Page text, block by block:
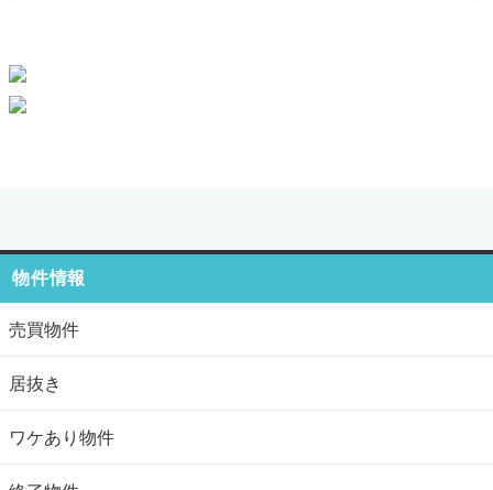
物件情報
売買物件
居抜き
ワケあり物件